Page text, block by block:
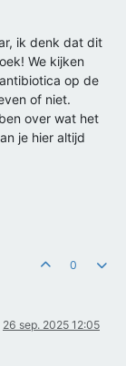
ik denk dat dit
We kijken
op de
of niet.
over wat het
je hier altijd
0
26 sep. 2025 12:05